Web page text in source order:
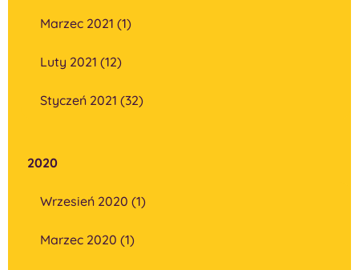
Marzec 2021 (1)
Luty 2021 (12)
Styczeń 2021 (32)
2020
Wrzesień 2020 (1)
Marzec 2020 (1)